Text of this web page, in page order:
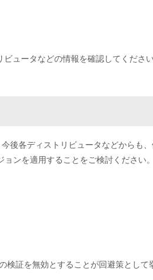
ュータなどの情報を確認してください
後各ディストリビュータなどからも
ンを適用することをご検討ください。
証を無効とすることが回避策として